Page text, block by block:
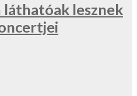
láthatóak lesznek